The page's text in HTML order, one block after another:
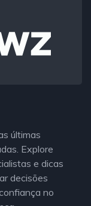
últimas
Explore
e dicas
decisões
no